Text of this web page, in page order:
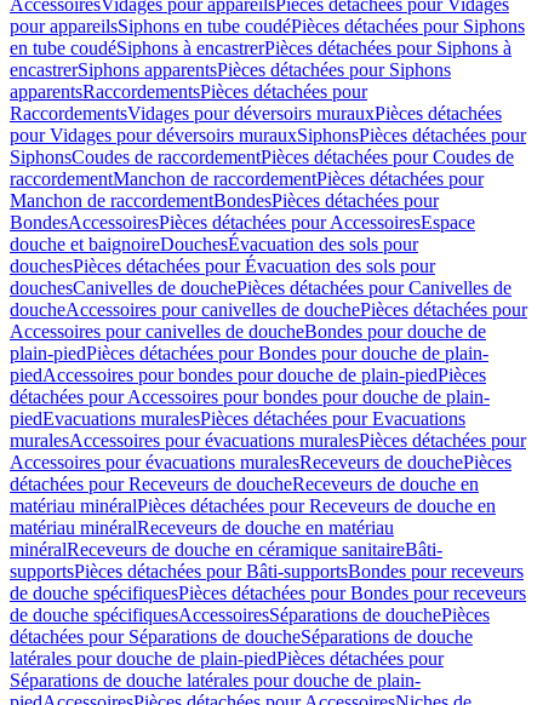
AccessoiresVidages pour appareilsPièces détachées pour Vidages
pour appareilsSiphons en tube coudéPièces détachées pour Siphons
en tube coudéSiphons à encastrerPièces détachées pour Siphons à
encastrerSiphons apparentsPièces détachées pour Siphons
apparentsRaccordementsPièces détachées pour
RaccordementsVidages pour déversoirs murauxPièces détachées
pour Vidages pour déversoirs murauxSiphonsPièces détachées pour
SiphonsCoudes de raccordementPièces détachées pour Coudes de
raccordementManchon de raccordementPièces détachées pour
Manchon de raccordementBondesPièces détachées pour
BondesAccessoiresPièces détachées pour AccessoiresEspace
douche et baignoireDouchesÉvacuation des sols pour
douchesPièces détachées pour Évacuation des sols pour
douchesCanivelles de douchePièces détachées pour Canivelles de
doucheAccessoires pour canivelles de douchePièces détachées pour
Accessoires pour canivelles de doucheBondes pour douche de
plain-piedPièces détachées pour Bondes pour douche de plain-
piedAccessoires pour bondes pour douche de plain-piedPièces
détachées pour Accessoires pour bondes pour douche de plain-
piedEvacuations muralesPièces détachées pour Evacuations
muralesAccessoires pour évacuations muralesPièces détachées pour
Accessoires pour évacuations muralesReceveurs de douchePièces
détachées pour Receveurs de doucheReceveurs de douche en
matériau minéralPièces détachées pour Receveurs de douche en
matériau minéralReceveurs de douche en matériau
minéralReceveurs de douche en céramique sanitaireBâti-
supportsPièces détachées pour Bâti-supportsBondes pour receveurs
de douche spécifiquesPièces détachées pour Bondes pour receveurs
de douche spécifiquesAccessoiresSéparations de douchePièces
détachées pour Séparations de doucheSéparations de douche
latérales pour douche de plain-piedPièces détachées pour
Séparations de douche latérales pour douche de plain-